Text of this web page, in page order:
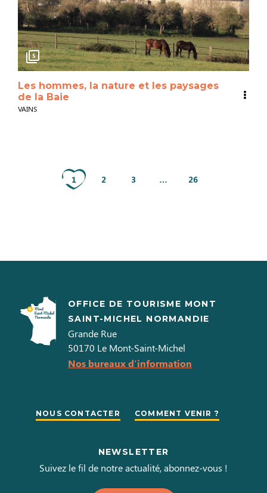
5
Les hommes, la nature et les paysages
de la Baie
VAINS
1 2 3 … 26
OFFICE DE TOURISME MONT
SAINT-MICHEL NORMANDIE
Grande Rue
50170 Le Mont-Saint-Michel
Nos bureaux d'information
NOUS CONTACTER COMMENT VENIR ?
NEWSLETTER
Suivez le fil de notre actualité, abonnez-vous !